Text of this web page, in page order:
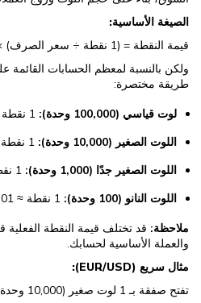
الصيغة الأساسية:
قيمة النقطة = (1 نقطة ÷ سعر الصرف) × حجم اللوت
ولكن بالنسبة لمعظم الحسابات القائمة
طريقة مختصرة:
لوت قياسي (100,000 وحدة):
اللوت الصغير (10,000 وحدة):
اللوت الصغير جدًا (1,000 وحدة):
اللوت النانو (100 وحدة):
1 نقطة ≈ 0.01 دولار
ملاحظة: قد تختلف قيمة النقطة الفعلية
والعملة الأساسية لحسابك.
مثال سريع (EUR/USD):
تفتح صفقة بـ 1 لوت صغير (10,000 وحدة).